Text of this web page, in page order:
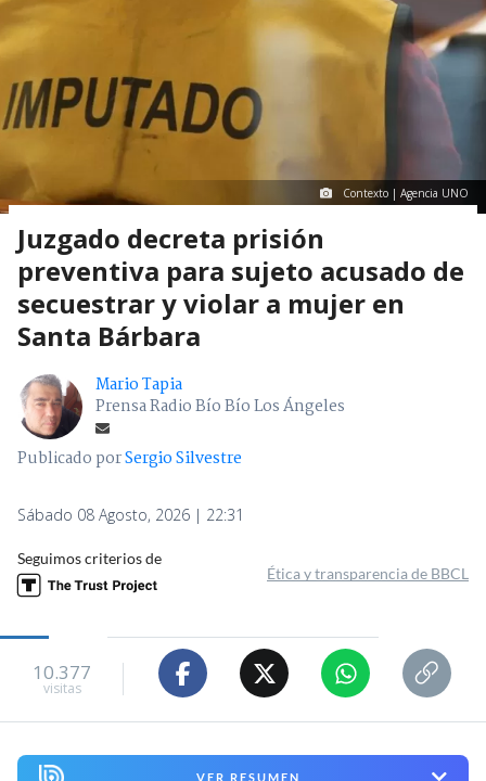
Contexto | Agencia UNO
Juzgado decreta prisión
preventiva para sujeto acusado de
secuestrar y violar a mujer en
Santa Bárbara
Mario Tapia
Prensa Radio Bío Bío Los Ángeles
Publicado porSergio Silvestre
Sábado 08 Agosto, 2026 | 22:31
Seguimos criterios de
Ética y transparencia de BBCL
10.377
visitas
VER RESUMEN